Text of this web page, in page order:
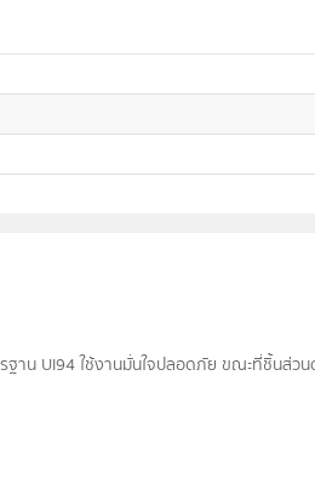
น UI94 ใช้งานมั่นใจปลอดภัย ขณะที่ชิ้นส่วน